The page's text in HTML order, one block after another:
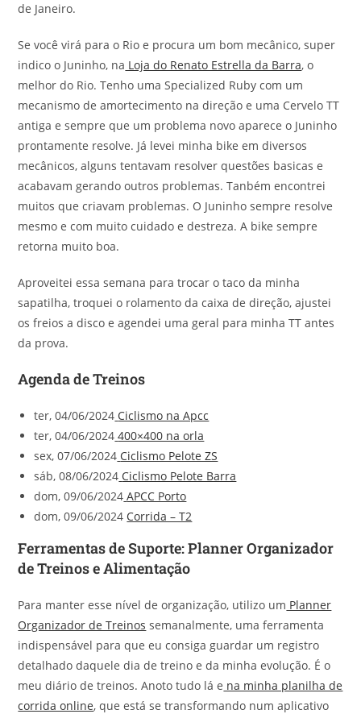
de Janeiro.
Se você virá para o Rio e procura um bom mecânico, super
indico o Juninho, na Loja do Renato Estrella da Barra, o
melhor do Rio. Tenho uma Specialized Ruby com um
mecanismo de amortecimento na direção e uma Cervelo TT
antiga e sempre que um problema novo aparece o Juninho
prontamente resolve. Já levei minha bike em diversos
mecânicos, alguns tentavam resolver questões basicas e
acabavam gerando outros problemas. Tanbém encontrei
muitos que criavam problemas. O Juninho sempre resolve
mesmo e com muito cuidado e destreza. A bike sempre
retorna muito boa.
Aproveitei essa semana para trocar o taco da minha
sapatilha, troquei o rolamento da caixa de direção, ajustei
os freios a disco e agendei uma geral para minha TT antes
da prova.
Agenda de Treinos
ter, 04/06/2024 Ciclismo na Apcc
ter, 04/06/2024 400×400 na orla
sex, 07/06/2024 Ciclismo Pelote ZS
sáb, 08/06/2024 Ciclismo Pelote Barra
dom, 09/06/2024 APCC Porto
dom, 09/06/2024 Corrida – T2
Ferramentas de Suporte: Planner Organizador
de Treinos e Alimentação
Para manter esse nível de organização, utilizo um Planner
Organizador de Treinos semanalmente, uma ferramenta
indispensável para que eu consiga guardar um registro
detalhado daquele dia de treino e da minha evolução. É o
meu diário de treinos. Anoto tudo lá e na minha planilha de
corrida online, que está se transformando num aplicativo